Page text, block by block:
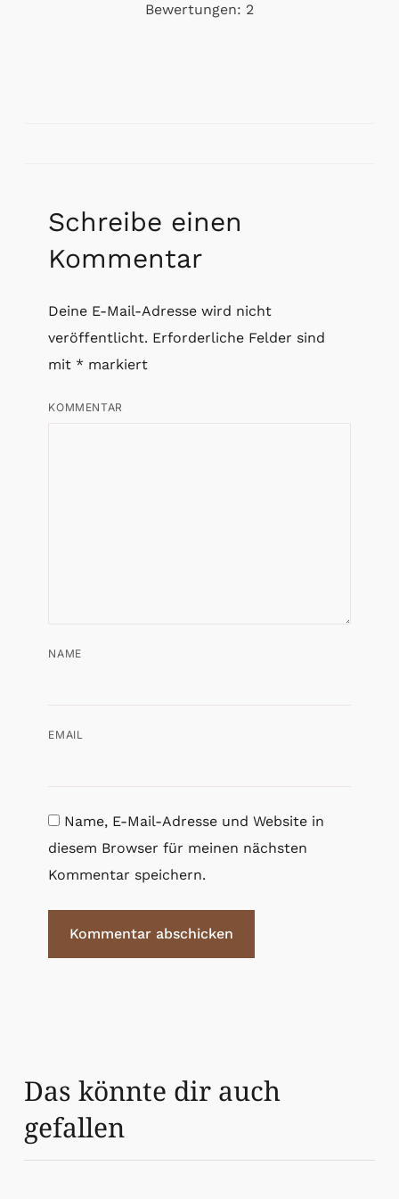
Bewertungen: 2
Schreibe einen
Kommentar
Deine E-Mail-Adresse wird nicht
veröffentlicht. Erforderliche Felder sind
mit * markiert
KOMMENTAR
NAME
EMAIL
Name, E-Mail-Adresse und Website in
diesem Browser für meinen nächsten
Kommentar speichern.
Das könnte dir auch
gefallen